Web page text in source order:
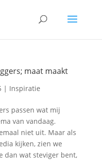
maat maakt
| Inspiratie
passen wat mij
van vandaag.
niet uit. Maar als
kijken, zien we
dan wat steviger bent,